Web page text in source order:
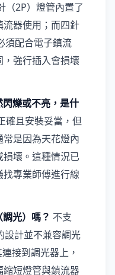
（2P）燈管內置了
器使用；而四針
須配合電子鎮流
強行插入會損壞
爍或不亮，是什
確且安裝妥當，但
是因為天花燈內
壞。這種情況已
專業師傅進行線
光）嗎？ 不支
設計並不兼容調光
接到調光器上，
短燈管與鎮流器